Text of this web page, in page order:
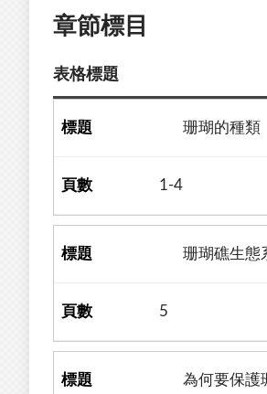
章節標目
表格標題
珊瑚的種類
1-4
珊瑚礁生態
5
為何要保護